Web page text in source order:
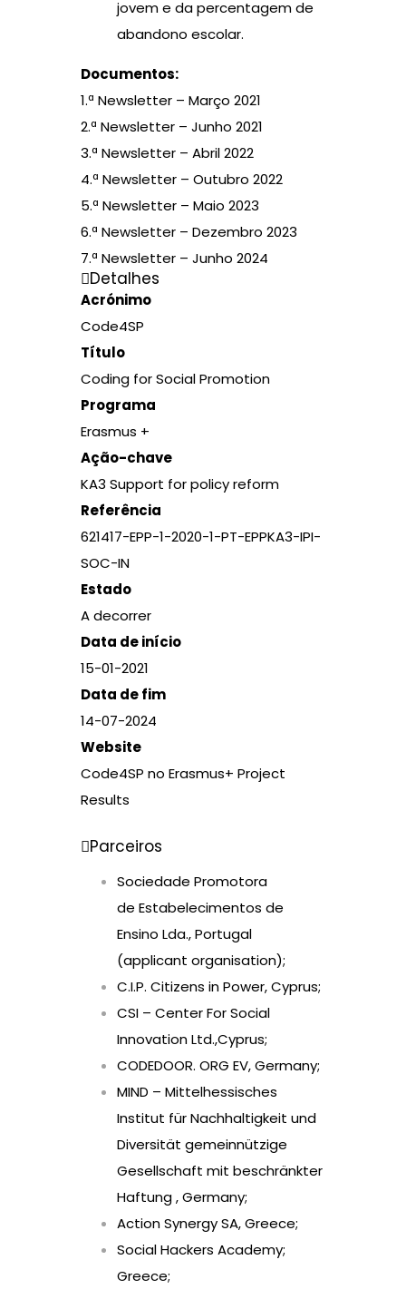
jovem e da percentagem de
abandono escolar.
Documentos:
1.ª Newsletter – Março 2021
2.ª Newsletter – Junho 2021
3.ª Newsletter – Abril 2022
4.ª Newsletter – Outubro 2022
5.ª Newsletter – Maio 2023
6.ª Newsletter – Dezembro 2023
7.ª Newsletter – Junho 2024
Detalhes
Acrónimo
Code4SP
Título
Coding for Social Promotion
Programa
Erasmus +
Ação-chave
KA3 Support for policy reform
Referência
621417-EPP-1-2020-1-PT-EPPKA3-IPI-
SOC-IN
Estado
A decorrer
Data de início
15-01-2021
Data de fim
14-07-2024
Website
Code4SP no Erasmus+ Project
Results
Parceiros
Sociedade Promotora
de Estabelecimentos de
Ensino Lda., Portugal
(applicant organisation);
C.I.P. Citizens in Power, Cyprus;
CSI – Center For Social
Innovation Ltd.,Cyprus;
CODEDOOR. ORG EV, Germany;
MIND – Mittelhessisches
Institut für Nachhaltigkeit und
Diversität gemeinnützige
Gesellschaft mit beschränkter
Haftung , Germany;
Action Synergy SA, Greece;
Social Hackers Academy;
Greece;